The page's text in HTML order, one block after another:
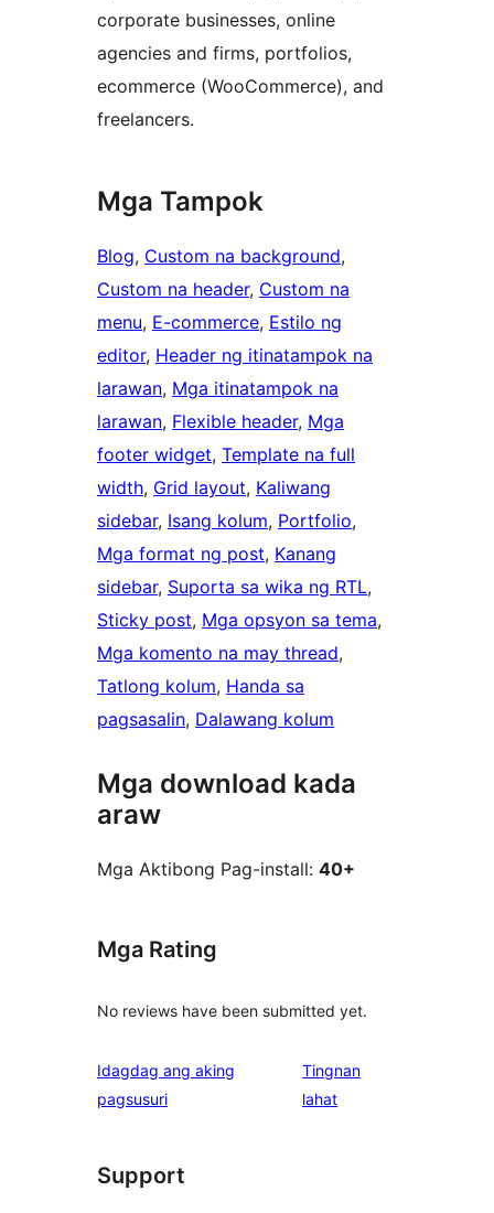
corporate businesses, online
agencies and firms, portfolios,
ecommerce (WooCommerce), and
freelancers.
Mga Tampok
Blog, Custom na background
Custom na header, Custom na
menu, E-commerce, Estilo ng
editor, Header ng itinatampok na
larawan, Mga itinatampok na
larawan, Flexible header, Mga
footer widget, Template na full
width, Grid layout, Kaliwang
sidebar, Isang kolum, Portfolio
Mga format ng post, Kanang
sidebar, Suporta sa wika ng RTL
Sticky post, Mga opsyon sa tema
Mga komento na may thread
Tatlong kolum, Handa sa
pagsasalin, Dalawang kolum
Mga download kada
araw
Mga Aktibong Pag-install: 40+
Mga Rating
No reviews have been submitted yet.
Idagdag ang aking
pagsusuri
Tingnan
lahatng
Support